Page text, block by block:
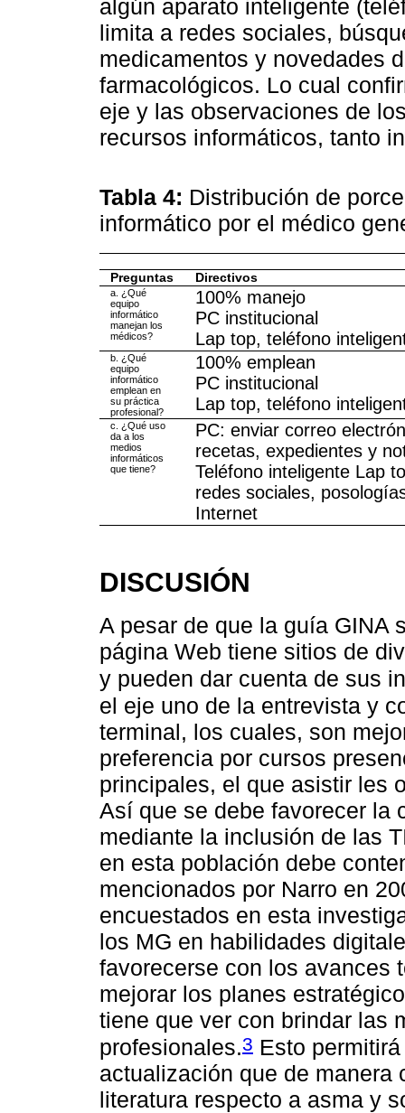
algún aparato inteligente
limita a redes sociales,
medicamentos y novedades
farmacológicos. Lo cual
eje y las observaciones de
recursos informáticos, tanto
Tabla 4: Distribución de
informático por el médico
Preguntas Directivos
a. ¿Qué
equipo
informático
manejan los
médicos?
100% manejo
PC institucional
Lap top, teléfono
b. ¿Qué
equipo
informático
emplean en
su práctica
profesional?
100% emplean
PC institucional
Lap top, teléfono
c. ¿Qué uso
da a los
medios
informáticos
que tiene?
PC: enviar correo
recetas, expedientes y
Teléfono inteligente Lap
redes sociales,
Internet
DISCUSIÓN
A pesar de que la guía GINA
página Web tiene sitios de
y pueden dar cuenta de sus
el eje uno de la entrevista y
terminal, los cuales, son
preferencia por cursos
principales, el que asistir les
Así que se debe favorecer la
mediante la inclusión de las
en esta población debe
mencionados por Narro en
encuestados en esta
los MG en habilidades
favorecerse con los avances
mejorar los planes
tiene que ver con brindar las
profesionales.3 Esto
actualización que de manera
literatura respecto a asma y